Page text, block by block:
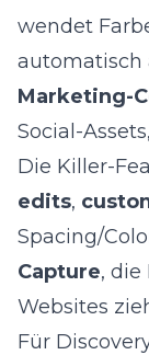
wendet
automatisch
Marketing-
Social-
Die Killer-
edits,
Spacing/
Capture, die
Websites
Für